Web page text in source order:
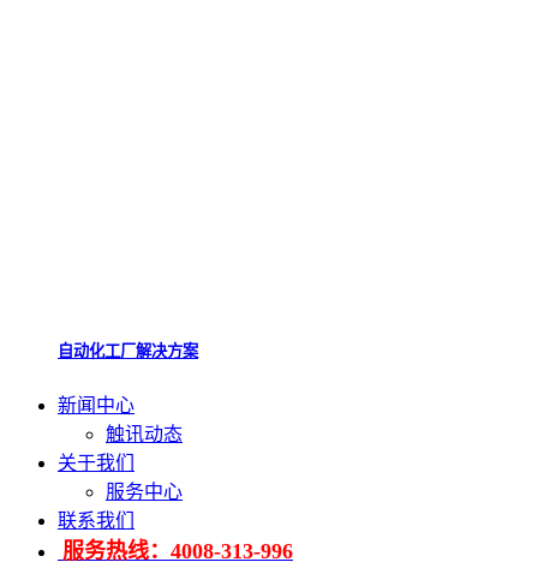
自动化工厂解决方案
新闻中心
触讯动态
关于我们
服务中心
联系我们
服务热线：4008-313-996